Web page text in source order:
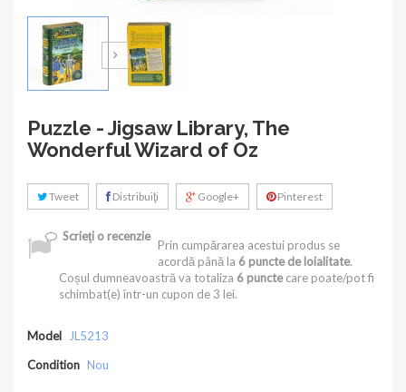
Puzzle - Jigsaw Library, The
Wonderful Wizard of Oz
Tweet Distribuiţi Google+ Pinterest
Scrieţi o recenzie
Prin cumpărarea acestui produs se
acordă până la 6 puncte de loialitate.
Coșul dumneavoastră va totaliza 6 punctecare poate/pot fi
schimbat(e) într-un cupon de 3 lei.
Model JL5213
Condition Nou